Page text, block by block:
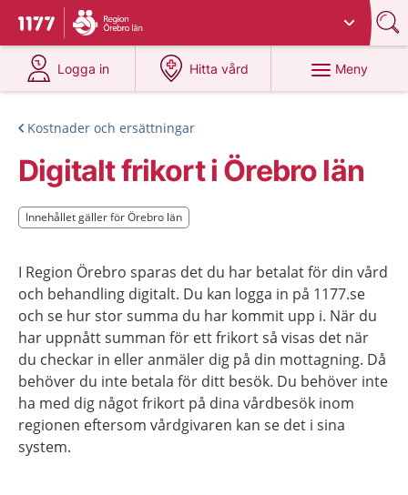
Till startsidan för 1177
Du har valt region
Logga in
på 1177.se
Hitta vård
på 1177.se
Meny
Kostnader och ersättningar
Digitalt frikort i Örebro län
Innehållet gäller för Örebro län
Innehållet gäller för Örebro län
I Region Örebro sparas det du har betalat för din vård
och behandling digitalt. Du kan logga in på 1177.se
och se hur stor summa du har kommit upp i. När du
har uppnått summan för ett frikort så visas det när
du checkar in eller anmäler dig på din mottagning. Då
behöver du inte betala för ditt besök. Du behöver inte
ha med dig något frikort på dina vårdbesök inom
regionen eftersom vårdgivaren kan se det i sina
system.